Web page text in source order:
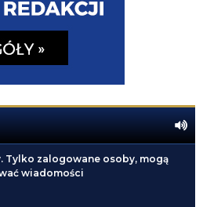
Tylko zalogowane osoby, mogą
wiadomości